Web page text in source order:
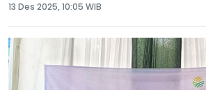
13 Des 2025, 10:05 WIB